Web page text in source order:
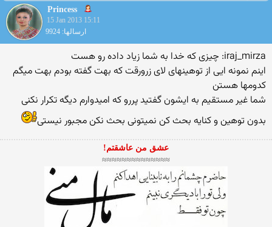
Princess
15 Jan 2013 15:11
ارسالها: 9924
iraj_mirza: چیزی که خدا به شما زیاد داده رو هست
اینم نمونه ایی از توهینهای لای زرورقت که بهت گفته بودم بهت میگم
کدومها هستن
شما غیر مستقیم به ایشون گفتید پررو که امیدوارم دیگه تکرار نکنی
بدون توهین و کنایه بحث کن نمیتونی بحث نکن مجبور نیستی
عشق من عاشقتم!
≈≈≈≈≈≈≈≈≈≈≈≈≈≈